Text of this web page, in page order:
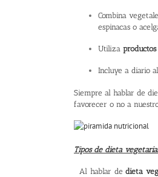
Combina
espinacas o
Utiliza
Incluye a diario
Siempre al hablar de
favorecer o no a
Tipos de dieta
Al hablar de dieta